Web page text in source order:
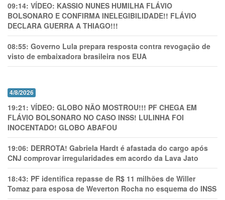
09:14: VÍDEO: KASSIO NUNES HUMlLHA FLÁVIO
BOLSONARO E CONFIRMA INELEGIBILIDADE!! FLÁVIO
DECLARA GUERRA A THIAGO!!!
08:55: Governo Lula prepara resposta contra revogação de
visto de embaixadora brasileira nos EUA
4/8/2026
19:21: VÍDEO: GLOBO NÃO MOSTROU!!! PF CHEGA EM
FLÁVIO BOLSONARO NO CASO INSS! LULINHA FOI
INOCENTADO! GLOBO ABAFOU
19:06: DERROTA! Gabriela Hardt é afastada do cargo após
CNJ comprovar irregularidades em acordo da Lava Jato
18:43: PF identifica repasse de R$ 11 milhões de Willer
Tomaz para esposa de Weverton Rocha no esquema do INSS